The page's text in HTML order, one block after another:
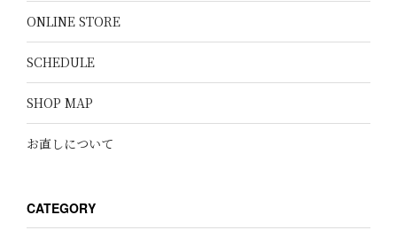
ONLINE STORE
SCHEDULE
SHOP MAP
お直しについて
CATEGORY